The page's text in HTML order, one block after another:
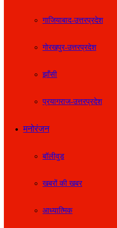
गाजियाबाद-उत्तरप्रदेश
गोरखपुर-उत्तरप्रदेश
झाँसी
प्रयागराज-उत्तरप्रदेश
मनोरंजन
बॉलीवुड
खबरों की खबर
आध्यात्मिक